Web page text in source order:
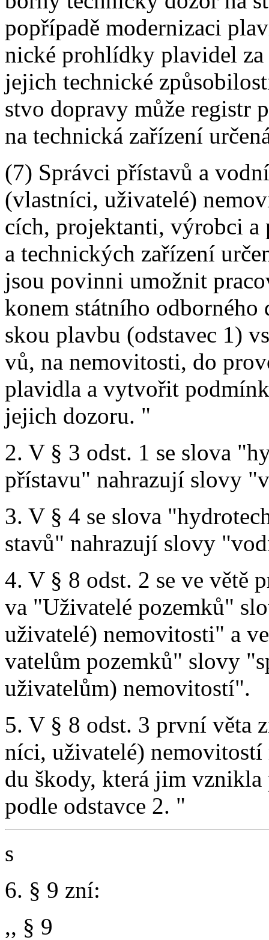
popřípadě modernizaci
nické prohlídky plavidel za
jejich technické
stvo dopravy může registr
na technická zařízení
(7) Správci přístavů a
(vlastníci, uživatelé)
cích, projektanti, výrobci a
a technických zařízení
jsou povinni umožnit
konem státního
skou plavbu (odstavec 1)
vů, na nemovitosti, do
plavidla a vytvořit
jejich dozoru. "
2. V § 3 odst. 1 se slova
přístavu" nahrazují slovy
3. V § 4 se slova
stavů" nahrazují slovy
4. V § 8 odst. 2 se ve větě
va "Uživatelé pozemků"
uživatelé) nemovitosti" a
vatelům pozemků" slovy
uživatelům) nemovitostí".
5. V § 8 odst. 3 první věta
níci, uživatelé) nemovitostí
du škody, která jim
podle odstavce 2. "
s
6. § 9 zní:
,, § 9